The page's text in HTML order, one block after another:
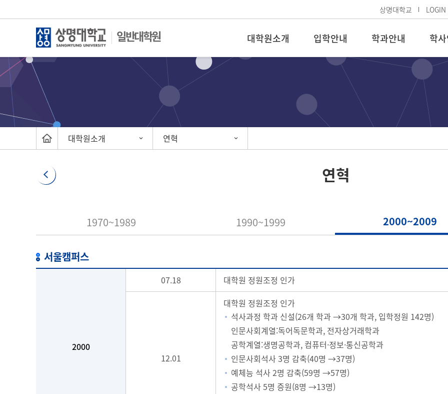
상명대학교 LOGIN
일반대학원 대학원소개 입학안내 학과안내 학
대학원소개 연혁
연혁
1970~1989 1990~1999 2000~2009
서울캠퍼스
2000
07.18 대학원 정원조정 인가
12.01
대학원 정원조정 인가
석사과정 학과 신설(26개 학과 →30개 학과, 입학정원 142명)
인문사회계열:독어독문학과, 전자상거래학과
공학계열:생명공학과, 컴퓨터·정보·통신공학과
인문사회석사 3명 감축(40명 →37명)
예체능 석사 2명 감축(59명 →57명)
공학석사 5명 증원(8명 →13명)